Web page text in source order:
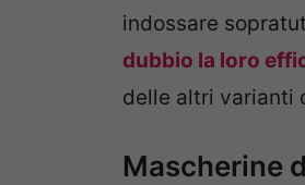
indossare
dubbio la loro
delle altri varianti
Mascherine